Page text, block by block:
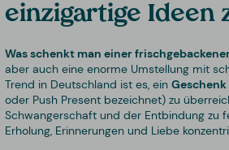
einzigartige Ideen
Was schenkt man einer
aber auch eine enorme Umstellung mit
Trend in Deutschland ist es, ein
oder Push Present bezeichnet) zu
Schwangerschaft und der Entbindung zu
Erholung, Erinnerungen und Liebe